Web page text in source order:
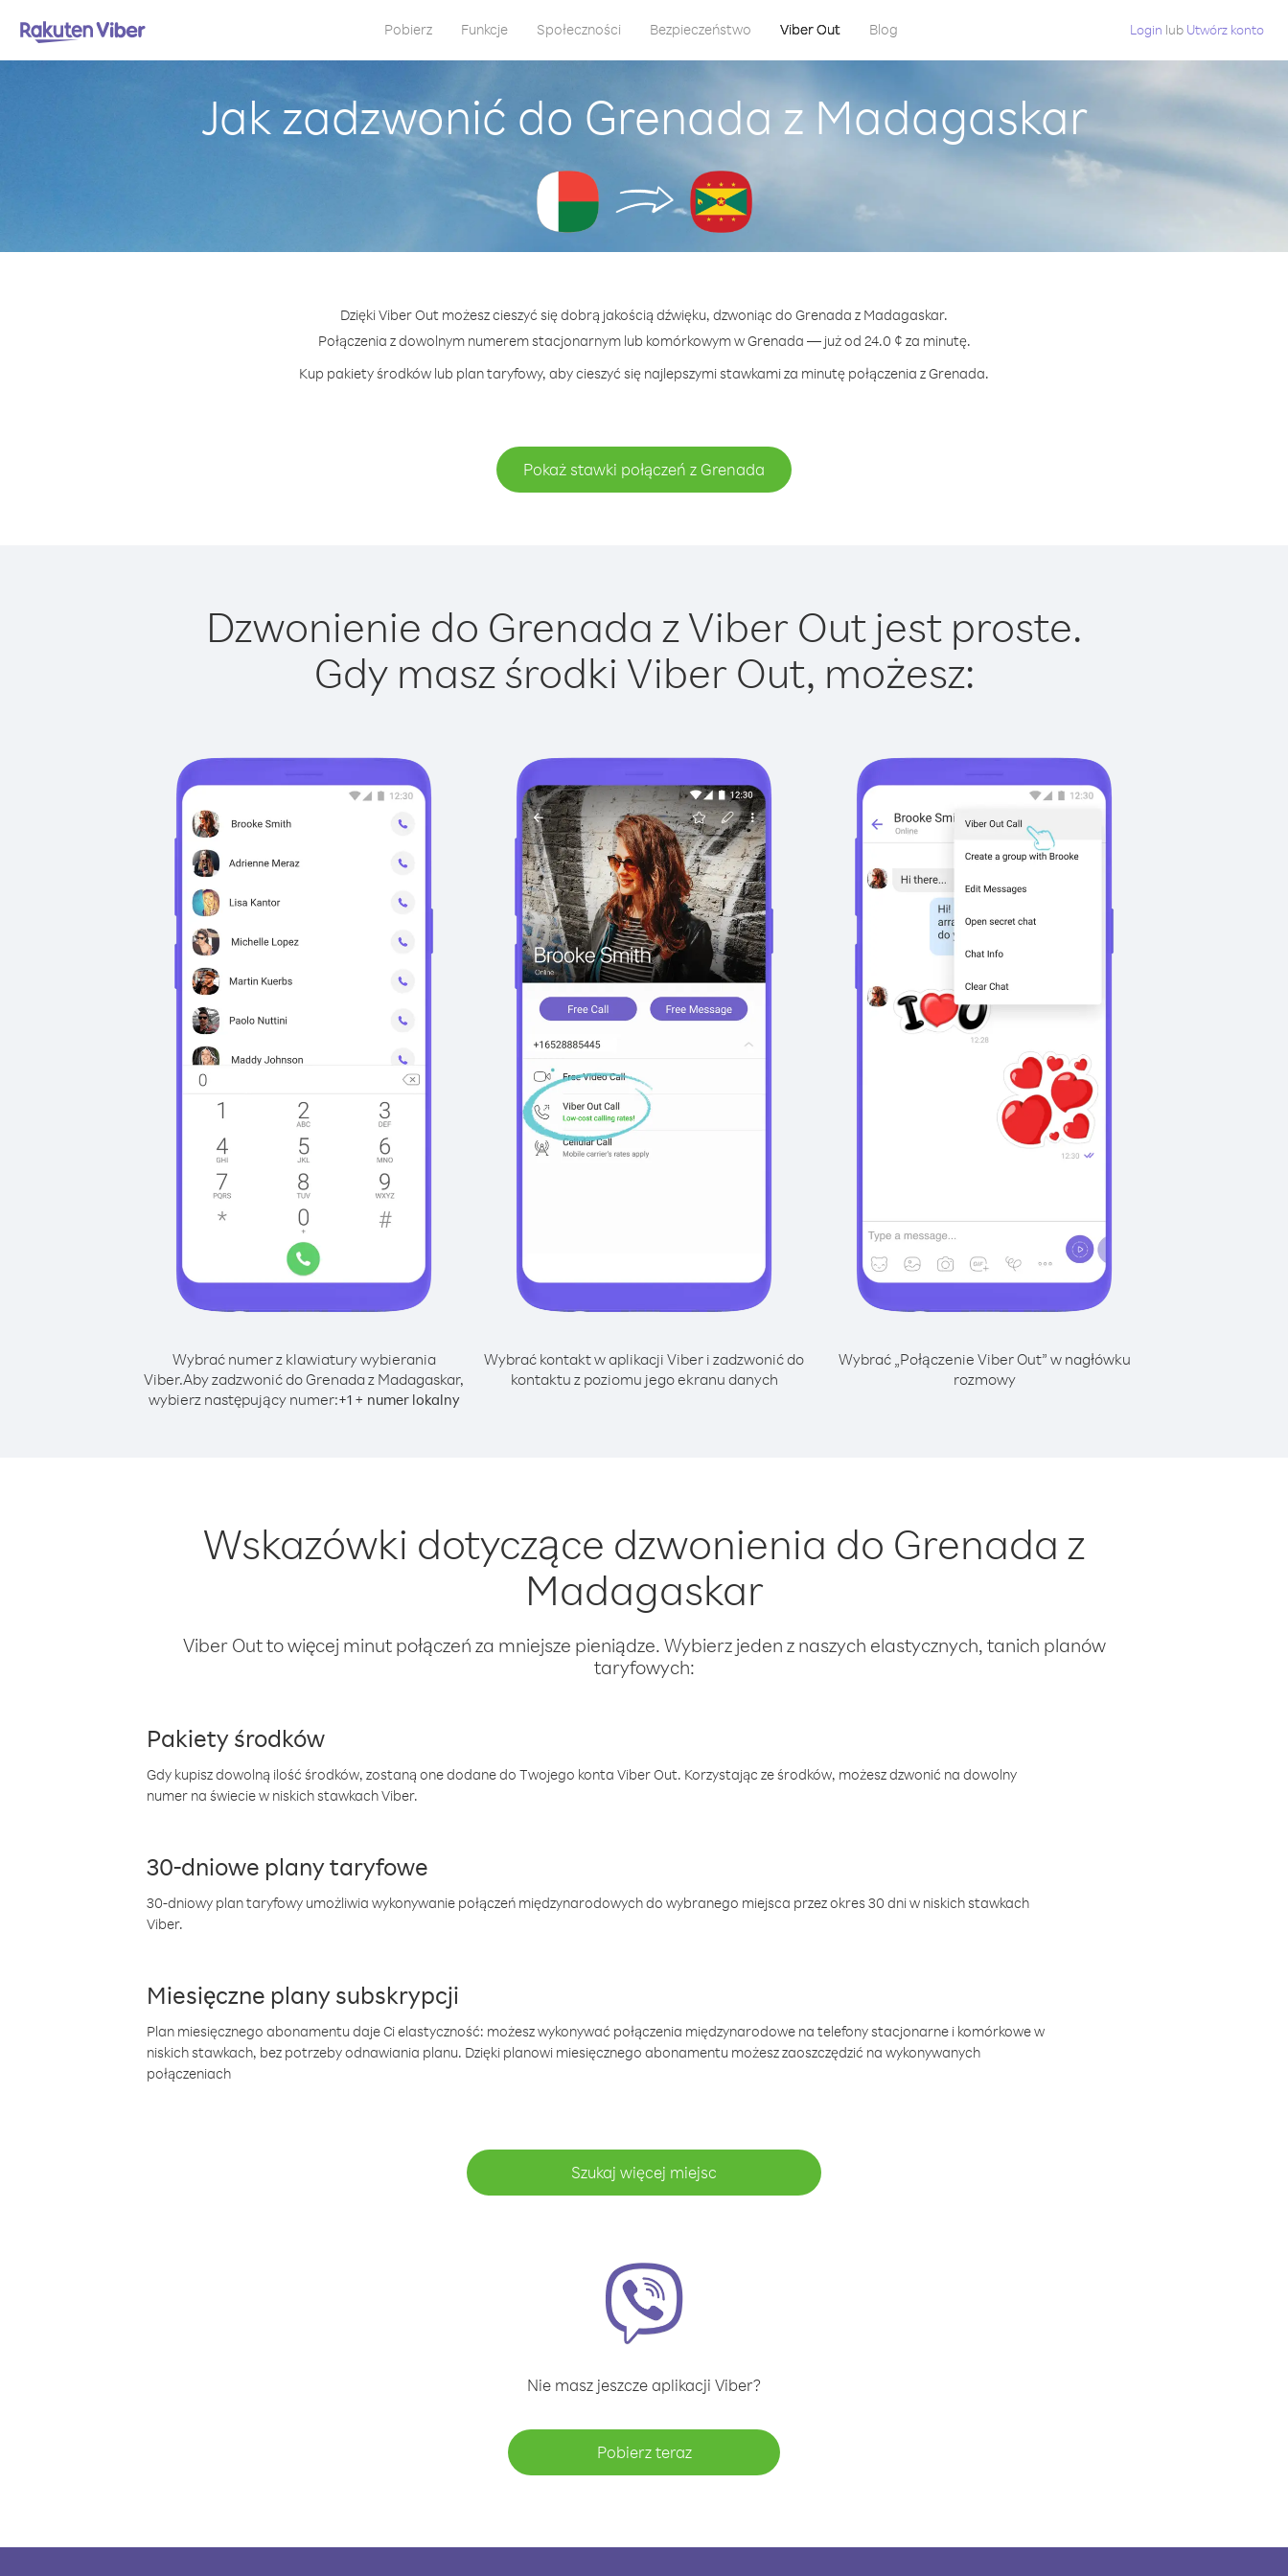
Pobierz Funkcje Społeczności Bezpieczeństwo Viber Out Blog Login lub Utwórz konto
Jak zadzwonić do Grenada z Madagaskar
Dzięki Viber Out możesz cieszyć się dobrą jakością dźwięku, dzwoniąc do Grenada z Madagaskar.
Połączenia z dowolnym numerem stacjonarnym lub komórkowym w Grenada — już od 24.0 ¢ za minutę.
Kup pakiety środków lub plan taryfowy, aby cieszyć się najlepszymi stawkami za minutę połączenia z Grenada.
Pokaż stawki połączeń z Grenada
Dzwonienie do Grenada z Viber Out jest proste.
Gdy masz środki Viber Out, możesz:
Wybrać numer z klawiatury wybierania
Viber.Aby zadzwonić do Grenada z Madagaskar,
wybierz następujący numer:+1+ numer lokalny
Wybrać kontakt w aplikacji Viber i zadzwonić do
kontaktu z poziomu jego ekranu danych
Wybrać „Połączenie Viber Out” w nagłówku
rozmowy
Wskazówki dotyczące dzwonienia do Grenada z
Madagaskar
Viber Out to więcej minut połączeń za mniejsze pieniądze. Wybierz jeden z naszych elastycznych, tanich planów
taryfowych:
Pakiety środków
Gdy kupisz dowolną ilość środków, zostaną one dodane do Twojego konta Viber Out. Korzystając ze środków, możesz dzwonić na dowolny
numer na świecie w niskich stawkach Viber.
30-dniowe plany taryfowe
30-dniowy plan taryfowy umożliwia wykonywanie połączeń międzynarodowych do wybranego miejsca przez okres 30 dni w niskich stawkach
Viber.
Miesięczne plany subskrypcji
Plan miesięcznego abonamentu daje Ci elastyczność: możesz wykonywać połączenia międzynarodowe na telefony stacjonarne i komórkowe w
niskich stawkach, bez potrzeby odnawiania planu. Dzięki planowi miesięcznego abonamentu możesz zaoszczędzić na wykonywanych
połączeniach
Szukaj więcej miejsc
Nie masz jeszcze aplikacji Viber?
Pobierz teraz